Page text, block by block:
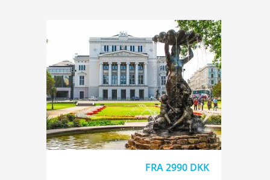
FRA 2990 DKK